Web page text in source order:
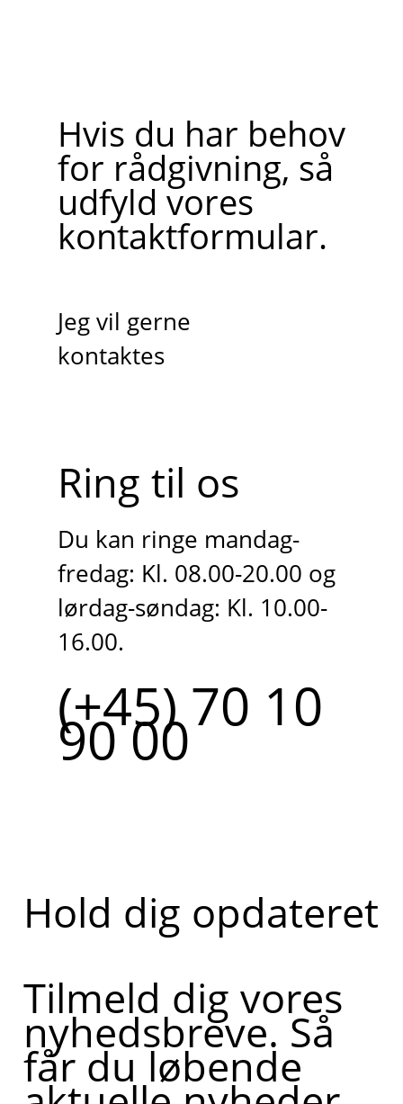
Hvis du har behov
for rådgivning, så
udfyld vores
kontaktformular.
Jeg vil gerne
kontaktes
Ring til os
Du kan ringe mandag-
fredag: Kl. 08.00-20.00 og
lørdag-søndag: Kl. 10.00-
16.00.
(+45) 70 10
90 00
Hold dig opdateret
Tilmeld dig vores
nyhedsbreve. Så
får du løbende